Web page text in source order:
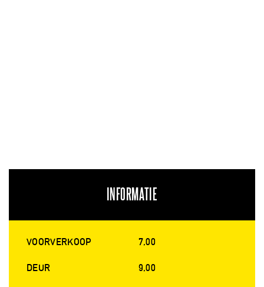
INFORMATIE
VOORVERKOOP 7,00
DEUR 9,00